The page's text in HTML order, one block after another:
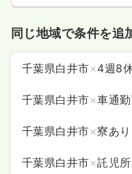
同じ地域で条件を追
千葉県白井市×4週8
千葉県白井市×車通勤
千葉県白井市×寮あり
千葉県白井市×託児所